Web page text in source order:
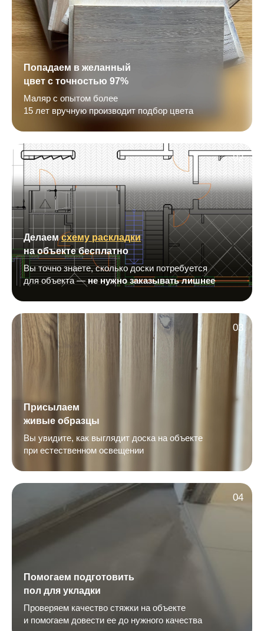
Попадаем в желанный
цвет с точностью 97%
Маляр с опытом более
15 лет вручную производит подбор цвета
02
Делаемсхему раскладки
на объекте бесплатно
Вы точно знаете, сколько доски потребуется
для объекта —не нужно заказывать лишнее
03
Присылаем
живые образцы
Вы увидите, как выглядит доска на объекте
при естественном освещении
04
Помогаем подготовить
пол для укладки
Проверяем качество стяжки на объекте
и помогаем довести ее до нужного качества